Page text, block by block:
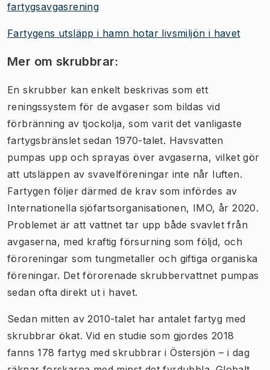
fartygsavgasrening
Fartygens utsläpp i hamn hotar livsmiljön i havet
Mer om skrubbrar:
En skrubber kan enkelt beskrivas som ett
reningssystem för de avgaser som bildas vid
förbränning av tjockolja, som varit det vanligaste
fartygsbränslet sedan 1970-talet. Havsvatten
pumpas upp och sprayas över avgaserna, vilket gör
att utsläppen av svavelföreningar inte når luften.
Fartygen följer därmed de krav som infördes av
Internationella sjöfartsorganisationen, IMO, år 2020.
Problemet är att vattnet tar upp både svavlet från
avgaserna, med kraftig försurning som följd, och
föroreningar som tungmetaller och giftiga organiska
föreningar. Det förorenade skrubbervattnet pumpas
sedan ofta direkt ut i havet.
Sedan mitten av 2010-talet har antalet fartyg med
skrubbrar ökat. Vid en studie som gjordes 2018
fanns 178 fartyg med skrubbrar i Östersjön – i dag